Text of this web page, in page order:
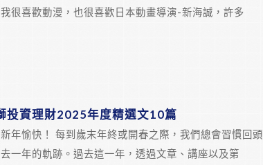
很喜歡動漫，也很喜歡日本動畫導演-新海誠，許多
投資理財2025年度精選文10篇
年愉快！ 每到歲末年終或開春之際，我們總會習慣回頭
一年的軌跡。過去這一年，透過文章、講座以及第